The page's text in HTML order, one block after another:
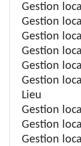
Gestion
Gestion
Gestion
Gestion
Gestion
Gestion
Lieu
Gestion
Gestion
Gestion